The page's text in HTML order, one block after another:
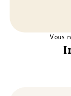
Vous